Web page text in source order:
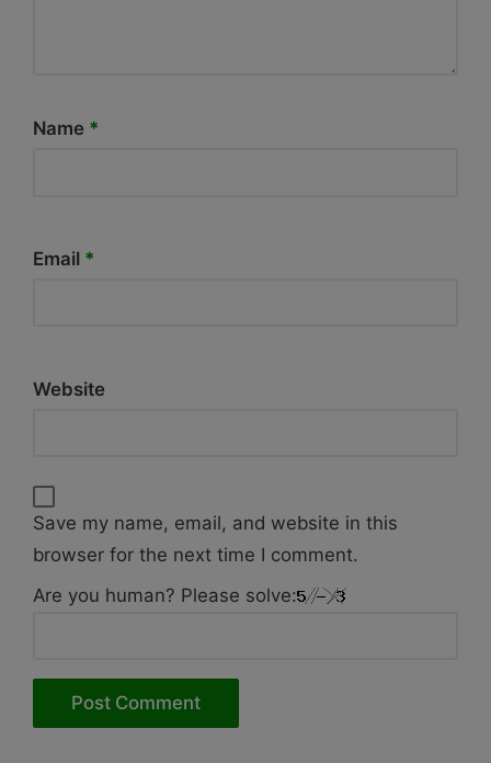
Name *
Email *
Website
Save my name, email, and website in this
browser for the next time I comment.
Are you human? Please solve: